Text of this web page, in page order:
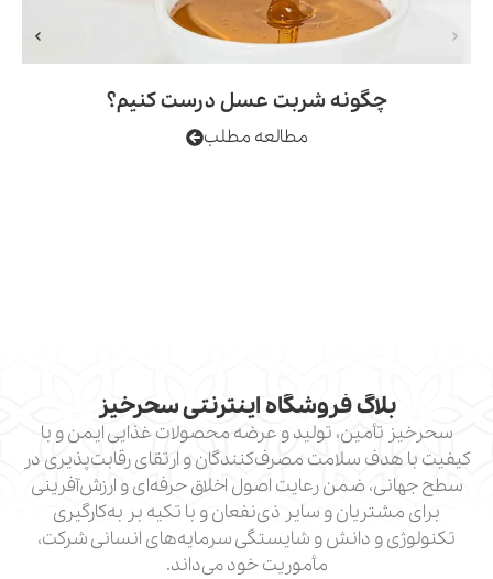
چگونه شربت عسل درست کنیم؟
مطالعه مطلب
فروشگاه اینترنتی سحرخیز
تولید و عرضه محصولات غذایی ایمن و با
سلامت مصرف‌کنندگان و ارتقای رقابت‌پذیری در
ضمن رعایت اصول اخلاق حرفه‌ای و ارزش‌آفرینی
و سایر ذی‌نفعان و با تکیه بر به‌کارگیری
و دانش و شایستگی سرمایه‌های انسانی شرکت،
مأموریت خود می‌داند.